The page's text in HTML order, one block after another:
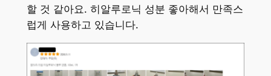
할 것 같아요. 히알루로닉 성분 좋아해서 만족스
럽게 사용하고 있습니다.